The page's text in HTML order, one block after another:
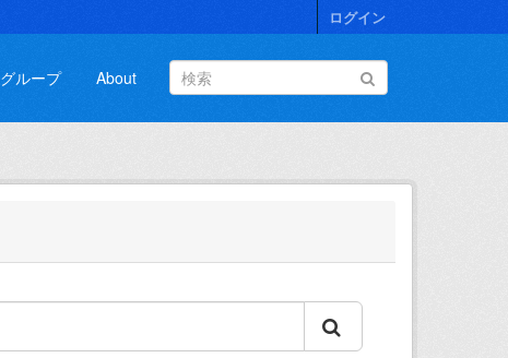
ログイン
グループ About